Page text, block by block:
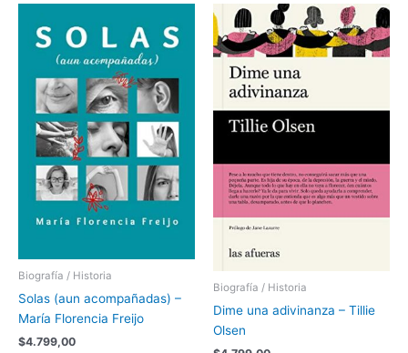
Biografía / Historia
Solas (aun acompañadas) –
María Florencia Freijo
$4.799,00
Biografía / Historia
Dime una adivinanza – Tillie
Olsen